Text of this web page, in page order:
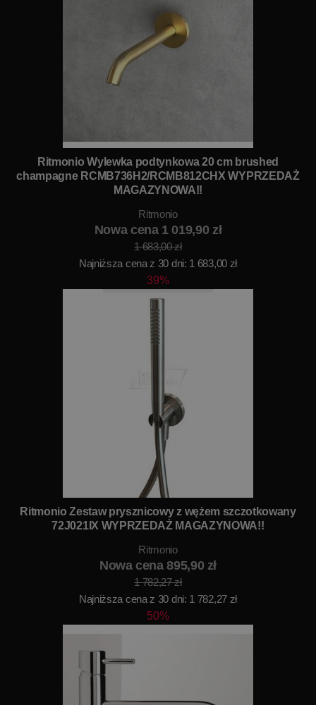
Ritmonio Wylewka podtynkowa 20 cm brushed
champagne RCMB736H2/RCMB812CHX WYPRZEDAŻ
MAGAZYNOWA!!
Ritmonio
Nowa cena 1 019,90 zł
1 683,00 zł
Najniższa cena z 30 dni: 1 683,00 zł
39%
Ritmonio Zestaw prysznicowy z wężem szczotkowany
72J021IX WYPRZEDAŻ MAGAZYNOWA!!
Ritmonio
Nowa cena 895,90 zł
1 782,27 zł
Najniższa cena z 30 dni: 1 782,27 zł
50%